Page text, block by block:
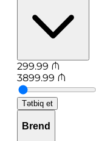
299.99 ₼
3899.99 ₼
Tətbiq et
Brend